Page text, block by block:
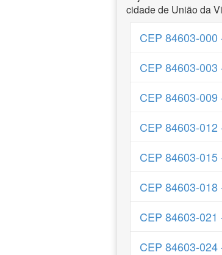
cidade de União da
CEP 84603-
CEP 84603-
CEP 84603-
CEP 84603-
CEP 84603-
CEP 84603-
CEP 84603-
CEP 84603-